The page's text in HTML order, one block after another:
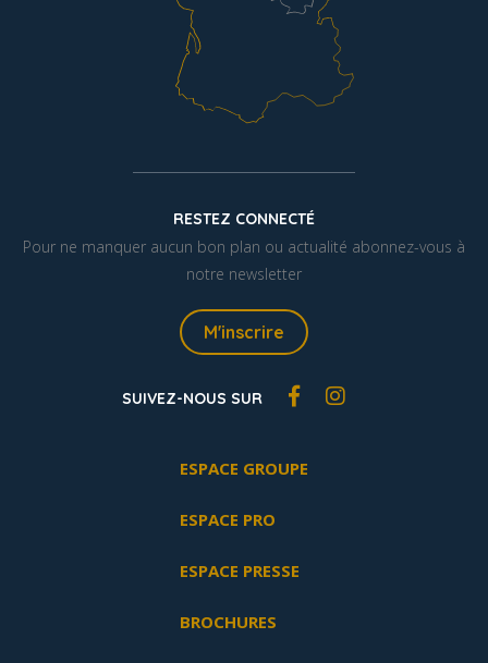
RESTEZ CONNECTÉ
Pour ne manquer aucun bon plan ou actualité abonnez-vous à
notre newsletter
M'inscrire
SUIVEZ-NOUS SUR
ESPACE GROUPE
ESPACE PRO
ESPACE PRESSE
BROCHURES